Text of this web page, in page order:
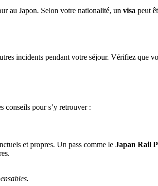
au Japon. Selon votre nationalité, un visa peut
incidents pendant votre séjour. Vérifiez que
conseils pour s’y retrouver :
et propres. Un pass comme le Japan Rail